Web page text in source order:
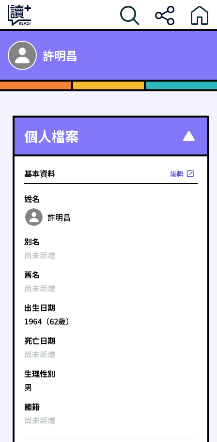
許明昌
個人檔案
基本資料 編輯
姓名
許明昌
別名
尚未新增
舊名
尚未新增
出生日期
1964（62歲）
死亡日期
尚未新增
生理性別
男
國籍
尚未新增